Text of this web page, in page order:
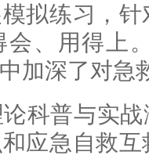
拟练习，
会、用得上
加深了对急
科普与实
应急自救